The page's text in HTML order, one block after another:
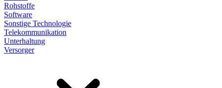
Rohstoffe
Software
Sonstige Technologie
Telekommunikation
Unterhaltung
Versorger